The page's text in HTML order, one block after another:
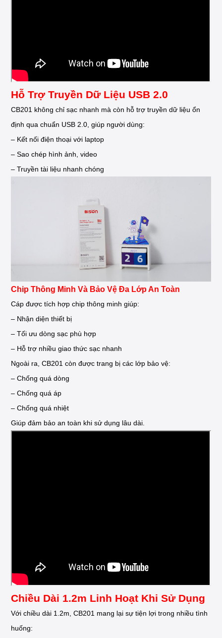
Hỗ Trợ Truyền Dữ Liệu USB 2.0
CB201 không chỉ sạc nhanh mà còn hỗ trợ truyền dữ liệu ổn
định qua chuẩn USB 2.0, giúp người dùng:
– Kết nối điện thoại với laptop
– Sao chép hình ảnh, video
– Truyền tài liệu nhanh chóng
Chip Thông Minh Và Bảo Vệ Đa Lớp An Toàn
Cáp được tích hợp chip thông minh giúp:
– Nhận diện thiết bị
– Tối ưu dòng sạc phù hợp
– Hỗ trợ nhiều giao thức sạc nhanh
Ngoài ra, CB201 còn được trang bị các lớp bảo vệ:
– Chống quá dòng
– Chống quá áp
– Chống quá nhiệt
Giúp đảm bảo an toàn khi sử dụng lâu dài.
Chiều Dài 1.2m Linh Hoạt Khi Sử Dụng
Với chiều dài 1.2m, CB201 mang lại sự tiện lợi trong nhiều tình
huống: